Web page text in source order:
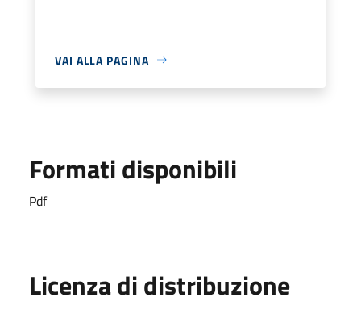
VAI ALLA PAGINA
Formati disponibili
Pdf
Licenza di distribuzione